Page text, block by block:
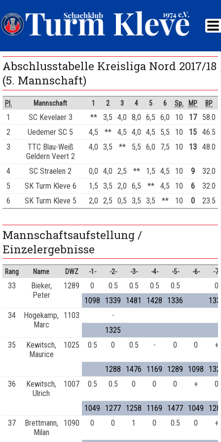
Abschlusstabelle Kreisliga Nord 2017/18
(5. Mannschaft)
Pl. Mannschaft 1 2 3 4 5 6 Sp. MP BP
1 SC Kevelaer 3 ** 3,5 4,0 8,0 6,5 6,0 10 17
58.0
2
Uedemer SC 5 4,5 ** 4,5 4,0 4,5 5,5 10 15 46.5
3
TTC Blau-Weiß
Geldern Veert 2
4,0 3,5 ** 5,5 6,0 7,5 10 13 48.0
4 SC Straelen 2 0,0 4,0 2,5 ** 1,5 4,5 10 9
32.0
5
SK Turm Kleve 6 1,5 3,5 2,0 6,5 ** 4,5 10 6
32.0
6
SK Turm Kleve 5 2,0 2,5 0,5 3,5 3,5 ** 10 0 23.5
Mannschaftsaufstellung /
Einzelergebnisse
Rang Name DWZ -1- -2- -3- -4- -5- -6- -7-
33
Bieker,
Peter
1289 0 0.5 0.5 0.5 0.5
0
1098
1339 1481 1428 1336
34
Hogekamp,
Marc
1103
-
1325
35
Kewitsch,
Maurice
1025 0.5 0 0.5 - 0 0 +
1288 1476 1169 1289 1098
36
Kewitsch,
Ulrich
1007 0.5 0.5 0 0 0 + 0
1049 1277 1258 1169 1477 1049
37
Brettmann,
Milan
1090 0 0 1 0 0.5 0 +